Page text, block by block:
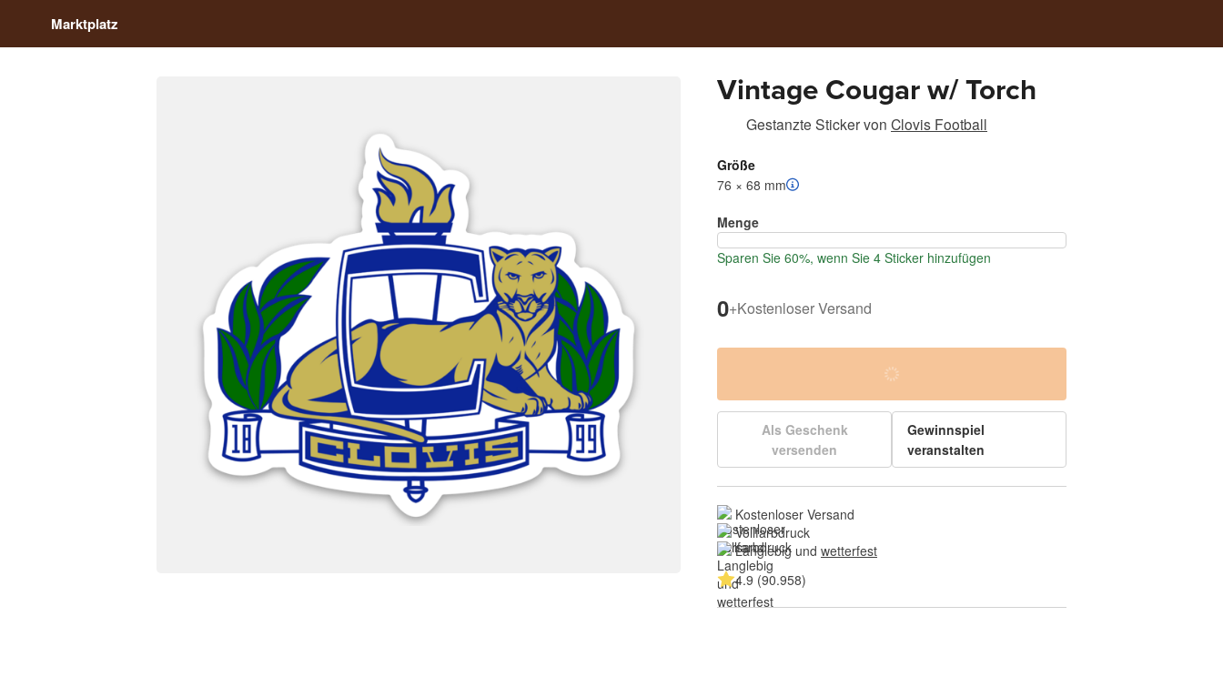
Marktplatz
Vintage Cougar w/ Torch
Gestanzte Stickervon Clovis Football
Größe
76 × 68 mm
Menge
Sparen Sie 60%, wenn Sie 4 Sticker hinzufügen
0+Kostenloser Versand
Als Geschenk
versenden
Gewinnspiel
veranstalten
Kostenloser Versand
Vollfarbdruck
Langlebig und wetterfest
4.9 (90.958)